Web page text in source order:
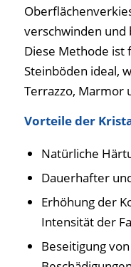
verschwinden und
Diese Methode ist
Steinböden ideal,
Terrazzo, Marmor
Vorteile der
Natürliche
Dauerhafter
Erhöhung der
Intensität der
Beseitigung